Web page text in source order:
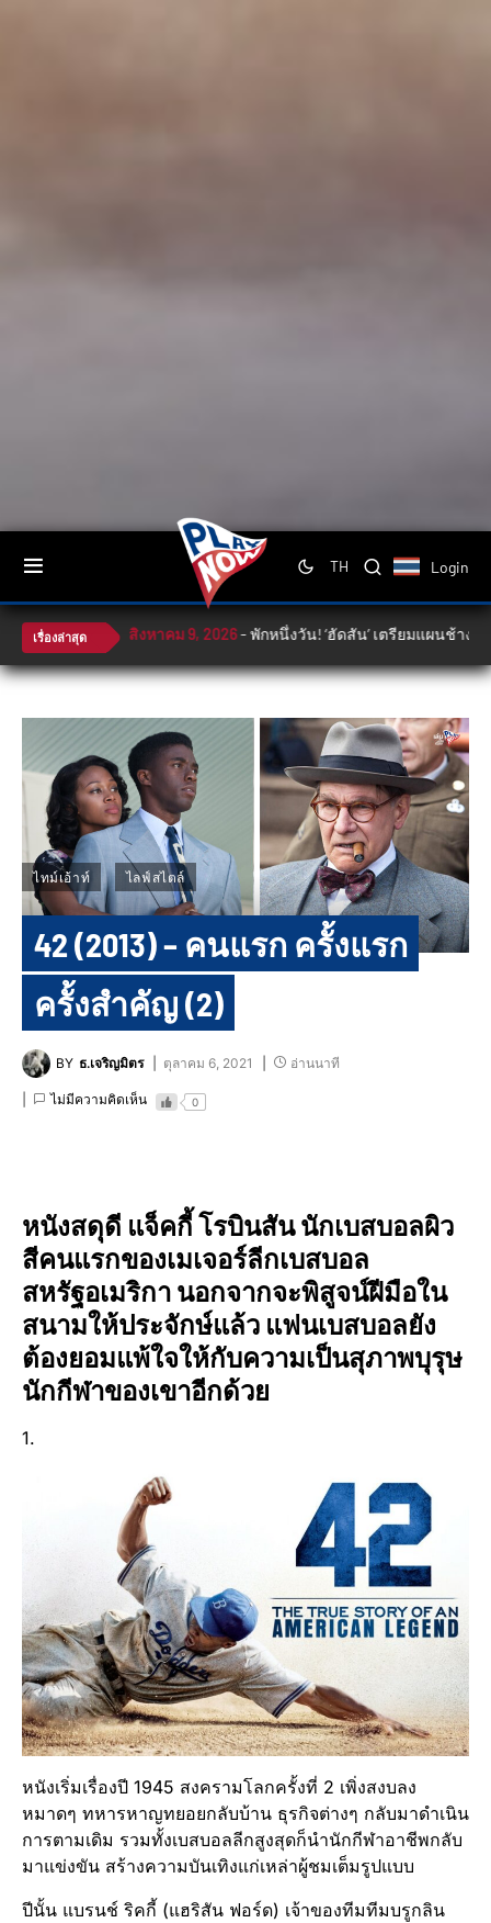
TH Login
เรื่องล่าสุด
สิงหาคม 9, 2026-พักหนึ่งวัน! ‘ฮัดสัน’ เตรียมแผนช้างศึกซดลอ สิง
ไทม์เอ้าท์ ไลฟ์สไตล์
42 (2013) – คนแรก ครั้งแรก
ครั้งสำคัญ (2)
BY ธ.เจริญมิตร ตุลาคม 6, 2021 อ่านนาที
ไม่มีความคิดเห็น 0
หนังสดุดี แจ็คกี้ โรบินสัน นักเบสบอลผิว
สีคนแรกของเมเจอร์ลีกเบสบอล
สหรัฐอเมริกา นอกจากจะพิสูจน์ฝีมือใน
สนามให้ประจักษ์แล้ว แฟนเบสบอลยัง
ต้องยอมแพ้ใจให้กับความเป็นสุภาพบุรุษ
นักกีฬาของเขาอีกด้วย
1.
หนังเริ่มเรื่องปี 1945 สงครามโลกครั้งที่ 2 เพิ่งสงบลง
หมาดๆ ทหารหาญทยอยกลับบ้าน ธุรกิจต่างๆ กลับมาดำเนิน
การตามเดิม รวมทั้งเบสบอลลีกสูงสุดก็นำนักกีฬาอาชีพกลับ
มาแข่งขัน สร้างความบันเทิงแก่เหล่าผู้ชมเต็มรูปแบบ
ปีนั้น แบรนช์ ริคกี้ (แฮริสัน ฟอร์ด) เจ้าของทีมทีมบรูกลิน